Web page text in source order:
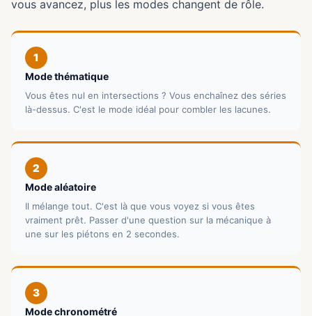
vous avancez, plus les modes changent de rôle.
1
Mode thématique
Vous êtes nul en intersections ? Vous enchaînez des séries
là-dessus. C'est le mode idéal pour combler les lacunes.
2
Mode aléatoire
Il mélange tout. C'est là que vous voyez si vous êtes
vraiment prêt. Passer d'une question sur la mécanique à
une sur les piétons en 2 secondes.
3
Mode chronométré